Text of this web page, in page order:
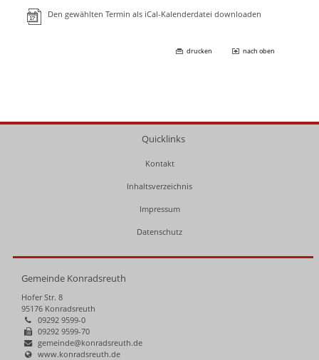
Den gewählten Termin als iCal-Kalenderdatei downloaden
drucken nach oben
Quicklinks
Kontakt
Inhaltsverzeichnis
Impressum
Datenschutz
Gemeinde Konradsreuth
Hofer Str. 8
95176 Konradsreuth
09292 9599-0
09292 9599-70
gemeinde@konradsreuth.de
www.konradsreuth.de